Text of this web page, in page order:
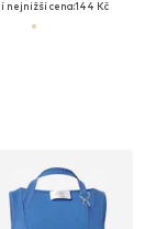
nejnižší cena:144 Kč